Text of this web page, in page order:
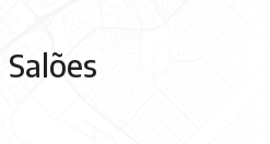
Salões